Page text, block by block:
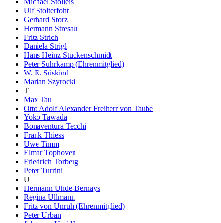
Ulf Stolterfoht
Gerhard Storz
Hermann Stresau
Fritz Strich
Daniela Strigl
Hans Heinz Stuckenschmidt
Peter Suhrkamp (Ehrenmitglied)
W. E. Süskind
Marian Szyrocki
T
Max Tau
Otto Adolf Alexander Freiherr von Taube
Yoko Tawada
Bonaventura Tecchi
Frank Thiess
Uwe Timm
Elmar Tophoven
Friedrich Torberg
Peter Turrini
U
Hermann Uhde-Bernays
Regina Ullmann
Fritz von Unruh (Ehrenmitglied)
Peter Urban